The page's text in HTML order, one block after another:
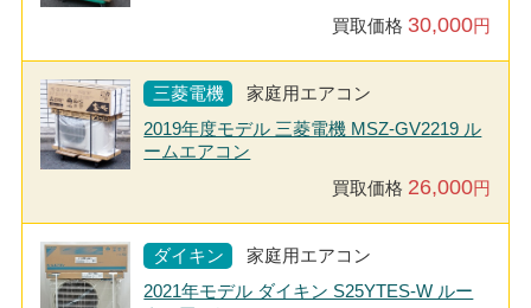
買取価格 30,000円
三菱電機
家庭用エアコン
2019年度モデル 三菱電機 MSZ-GV2219 ル
ームエアコン
買取価格 26,000円
ダイキン
家庭用エアコン
2021年モデル ダイキン S25YTES-W ルー